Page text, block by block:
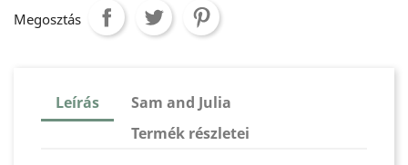
Megosztás
Leírás
Sam and Julia
Termék részletei